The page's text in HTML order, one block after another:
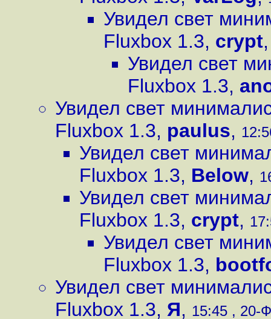
Увидел свет
Fluxbox 1.3, crypt
Увидел свет
Fluxbox 1.3,
Увидел свет
Fluxbox 1.3, paulus,
Увидел свет
Fluxbox 1.3, Below,
Увидел свет
Fluxbox 1.3, crypt,
Увидел свет
Fluxbox 1.3,
Увидел свет
Fluxbox 1.3, Я, 15:45 , 20-